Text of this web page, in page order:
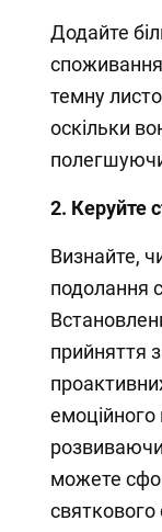
Додайте
темну
оскільки
2. Керуйте
Визнайте,
подолання
прийняття
емоційного
можете
святкового